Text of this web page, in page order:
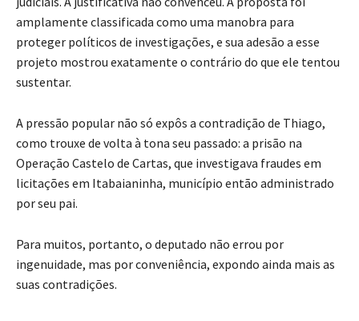
amplamente classificada como uma manobra para
proteger políticos de investigações, e sua adesão a esse
projeto mostrou exatamente o contrário do que ele tentou
sustentar.
A pressão popular não só expôs a contradição de Thiago,
como trouxe de volta à tona seu passado: a prisão na
Operação Castelo de Cartas, que investigava fraudes em
licitações em Itabaianinha, município então administrado
por seu pai.
Para muitos, portanto, o deputado não errou por
ingenuidade, mas por conveniência, expondo ainda mais as
suas contradições.